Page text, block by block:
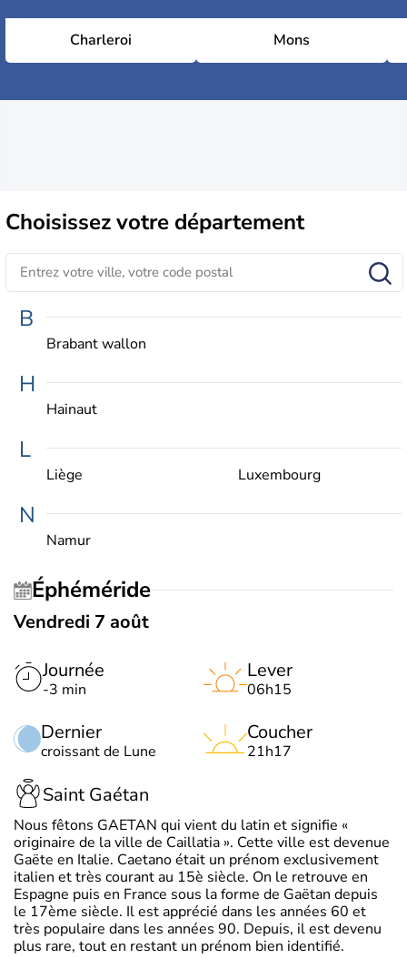
Charleroi Mons
Choisissezvotre département
B
Brabant wallon
H
Hainaut
L
Liège Luxembourg
N
Namur
Éphéméride
Vendredi 7 août
Journée
-3 min
Dernier
croissant de Lune
Lever
06h15
Coucher
21h17
Saint Gaétan
Nous fêtons GAETAN qui vient du latin et signifie «
originaire de la ville de Caillatia ». Cette ville est devenue
Gaëte en Italie. Caetano était un prénom exclusivement
italien et très courant au 15è siècle. On le retrouve en
Espagne puis en France sous la forme de Gaëtan depuis
le 17ème siècle. Il est apprécié dans les années 60 et
très populaire dans les années 90. Depuis, il est devenu
plus rare, tout en restant un prénom bien identifié.